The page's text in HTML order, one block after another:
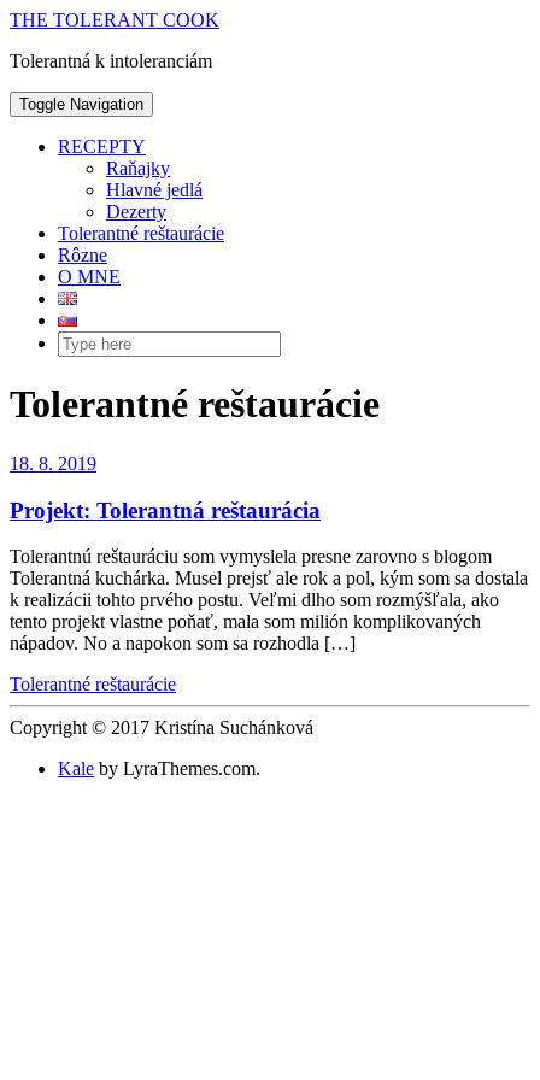
THE TOLERANT COOK
Tolerantná k intoleranciám
Toggle Navigation
RECEPTY
Raňajky
Hlavné jedlá
Dezerty
Tolerantné reštaurácie
Rôzne
O MNE
Tolerantné reštaurácie
18. 8. 2019
Projekt: Tolerantná reštaurácia
Tolerantnú reštauráciu som vymyslela presne zarovno s blogom
Tolerantná kuchárka. Musel prejsť ale rok a pol, kým som sa dostala
k realizácii tohto prvého postu. Veľmi dlho som rozmýšľala, ako
tento projekt vlastne poňať, mala som milión komplikovaných
nápadov. No a napokon som sa rozhodla […]
Tolerantné reštaurácie
Copyright © 2017 Kristína Suchánková
Kale by LyraThemes.com.